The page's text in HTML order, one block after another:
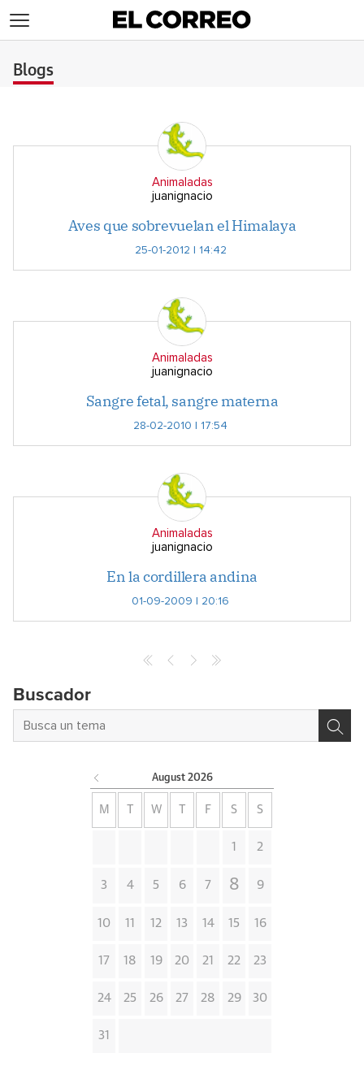
Blogs
Animaladas
juanignacio
Aves que sobrevuelan el Himalaya
25-01-2012 | 14:42
Animaladas
juanignacio
Sangre fetal, sangre materna
28-02-2010 | 17:54
Animaladas
juanignacio
En la cordillera andina
01-09-2009 | 20:16
Buscador
August 2026
M W F S S
1 2
3 4 5 6 7 8 9
10 11 12 13 14 15 16
17 18 19 20 21 22 23
24 25 26 27 28 29 30
31